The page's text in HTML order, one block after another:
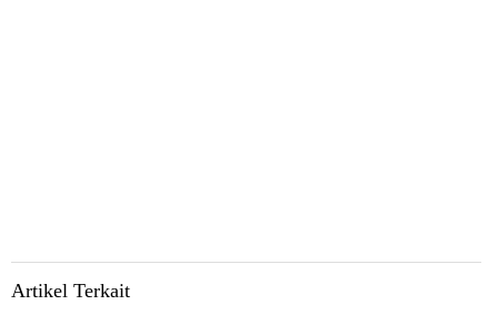
Artikel Terkait